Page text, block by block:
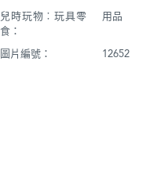
兒時玩物︰玩具零
食：
用品
圖片編號： 12652